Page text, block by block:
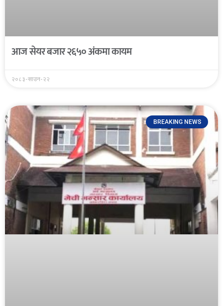
आज सेयर बजार २६५० अंकमा कायम
२०८३-साउन-२२
BREAKING NEWS